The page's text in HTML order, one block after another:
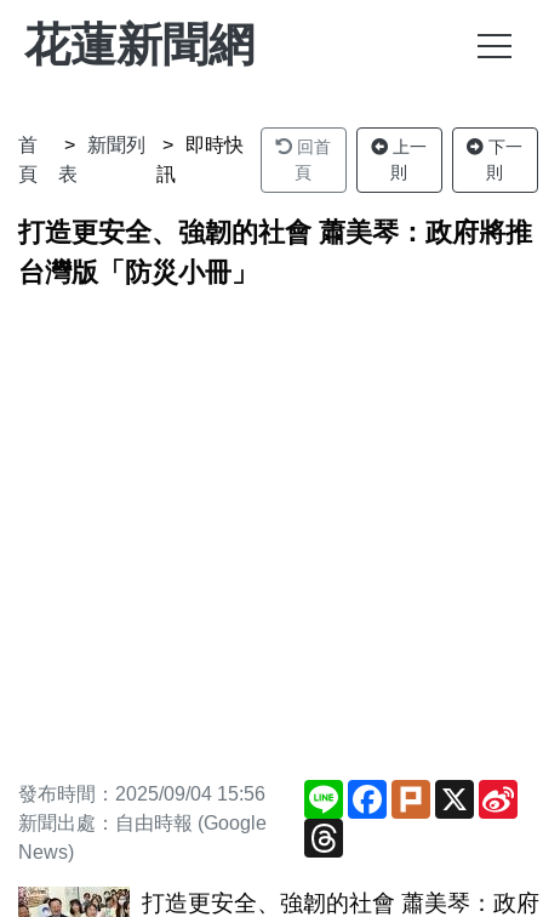
花蓮新聞網
首
頁
新聞列
表
即時快
訊
回首
頁
上一
則
下一
則
打造更安全、強韌的社會 蕭美琴：政府將推
台灣版「防災小冊」
發布時間：2025/09/04 15:56
新聞出處：自由時報 (Google
News)
Line Facebook
Plurk X
打造更安全、強韌的社會 蕭美琴：政府